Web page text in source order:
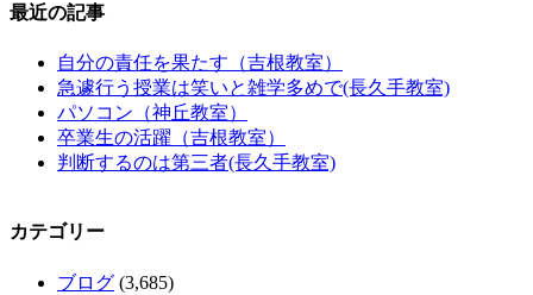
最近の記事
自分の責任を果たす（吉根教室）
急遽行う授業は笑いと雑学多めで(長久手教室)
パソコン（神丘教室）
卒業生の活躍（吉根教室）
判断するのは第三者(長久手教室)
カテゴリー
ブログ (3,685)